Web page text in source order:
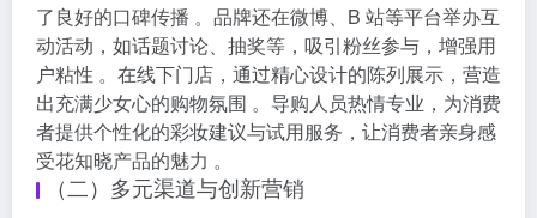
了良好的口碑传播 。品牌还在微博、B 站等平台举办互
动活动，如话题讨论、抽奖等，吸引粉丝参与，增强用
户粘性 。在线下门店，通过精心设计的陈列展示，营造
出充满少女心的购物氛围 。导购人员热情专业，为消费
者提供个性化的彩妆建议与试用服务，让消费者亲身感
受花知晓产品的魅力 。
（二）多元渠道与创新营销